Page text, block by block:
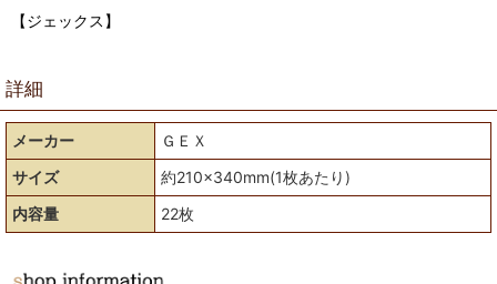
【ジェックス】
詳細
メーカー
ＧＥＸ
サイズ
約210×340mm(1枚あたり)
内容量
22枚